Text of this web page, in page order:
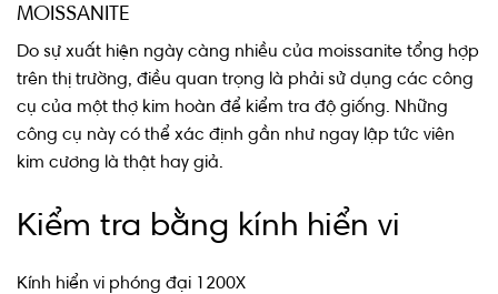
MOISSANITE
Do sự xuất hiện ngày càng nhiều của moissanite tổng hợp
trên thị trường, điều quan trọng là phải sử dụng các công
cụ của một thợ kim hoàn để kiểm tra độ giống. Những
công cụ này có thể xác định gần như ngay lập tức viên
kim cương là thật hay giả.
Kiểm tra bằng kính hiển vi
Kính hiển vi phóng đại 1200X